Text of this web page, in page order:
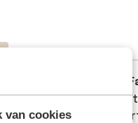
van cookies
pas une
pas une